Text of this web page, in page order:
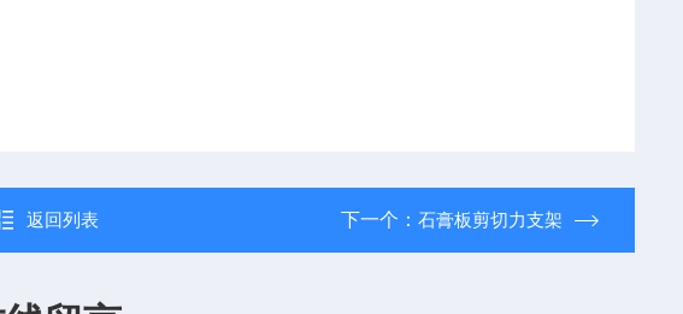
返回列表 下一个： 石膏板剪切力支架